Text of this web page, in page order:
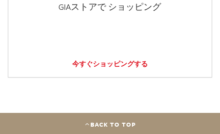
GIAストアで ショッピング
今すぐショッピングする
BACK TO TOP